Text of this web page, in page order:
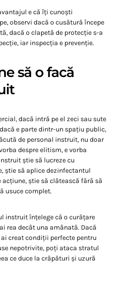
e că îți cunoști
observi dacă o cusătură începe
dacă o clapetă de protecție s-a
iar inspecția e prevenție.
să o facă
dacă intră pe el zeci sau sute
e parte dintr-un spațiu public,
de personal instruit, nu doar
despre elitism, e vorba
știe să lucreze cu
știe să aplice dezinfectantul
știe să clătească fără să
usuce complet.
instruit înțelege că o curățare
rea decât una amânată. Dacă
creat condiții perfecte pentru
nepotrivite, poți ataca stratul
ce duce la crăpături și uzură